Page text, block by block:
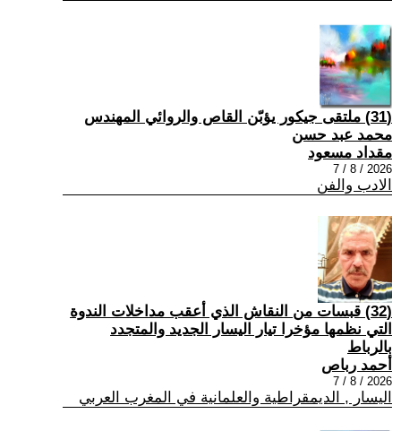
(31) ملتقى جيكور يؤبّن القاص والروائي المهندس
محمد عبد حسن
مقداد مسعود
2026 / 8 / 7
الادب والفن
(32) قبسات من النقاش الذي أعقب مداخلات الندوة
التي نظمها مؤخرا تيار اليسار الجديد والمتجدد
بالرباط
أحمد رباص
2026 / 8 / 7
اليسار , الديمقراطية والعلمانية في المغرب العربي